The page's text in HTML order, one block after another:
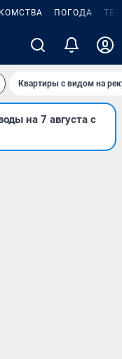
ПОГОДА
Квартиры с видом на
на 7 августа с